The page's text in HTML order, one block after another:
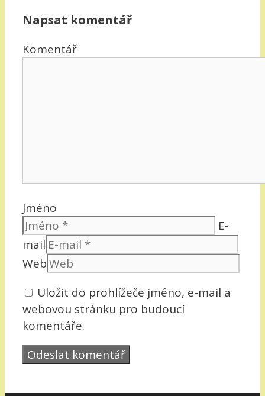
Napsat komentář
Komentář
Jméno
E-
mail
Web
Uložit do prohlížeče jméno, e-mail a
webovou stránku pro budoucí
komentáře.